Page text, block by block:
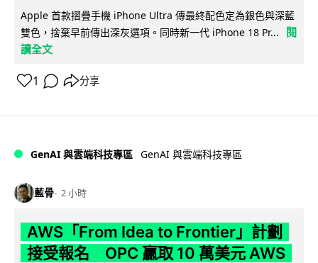
Apple 首款摺疊手機 iPhone Ultra 傳最終配色定為銀色與深藍
雙色，捨棄早前傳出深灰選項。同時新一代 iPhone 18 Pr...
閱
讀全文
1 分享
GenAI 與雲端科技專區 GenAI 與雲端科技專區
藍骨 2 小時
AWS「From Idea to Frontier」計劃
接受報名 OPC 贏取 10 萬美元 AWS